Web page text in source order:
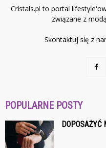
Cristals.pl to portal
związane z
Skontaktuj się z
POPULARNE POSTY
DOPOSAŻYĆ